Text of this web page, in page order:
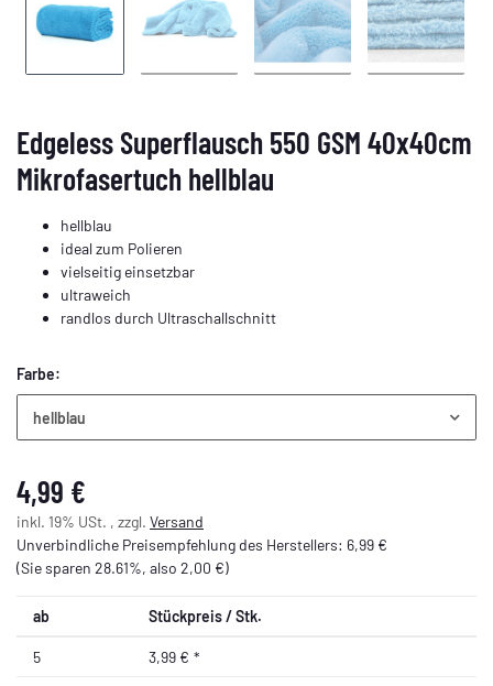
Edgeless Superflausch 550 GSM 40x40cm
Mikrofasertuch hellblau
hellblau
ideal zum Polieren
vielseitig einsetzbar
ultraweich
randlos durch Ultraschallschnitt
Farbe:
hellblau
4,99 €
inkl. 19% USt. , zzgl. Versand
Unverbindliche Preisempfehlung des Herstellers: 6,99 €
(Sie sparen 28.61%, also 2,00 €)
ab Stückpreis / Stk.
5 3,99 € *